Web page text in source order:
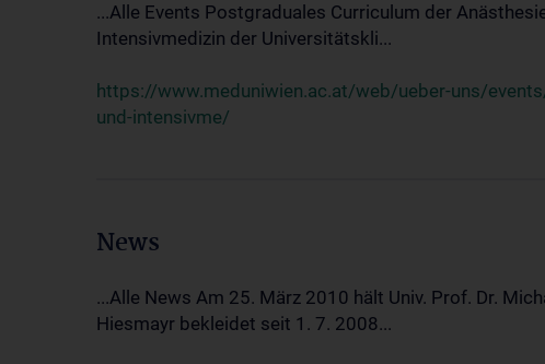
...Alle Events Postgraduales Curriculum der
Intensivmedizin der Universitätskli...
https://www.meduniwien.ac.at/web/ueber-uns/
und-intensivme/
News
...Alle News Am 25. März 2010 hält Univ. Prof. Dr.
Hiesmayr bekleidet seit 1. 7. 2008...